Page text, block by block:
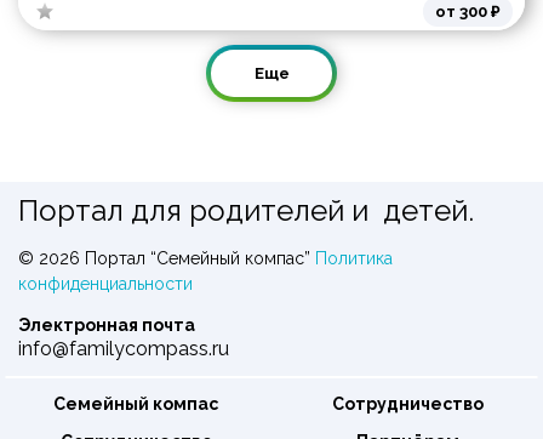
от 300 ₽
Еще
© 2026 Портал “Семейный компас” Политика
конфиденциальности
Электронная почта
info@familycompass.ru
Портал для родителей и детей.
Семейный компас
Сотрудничество